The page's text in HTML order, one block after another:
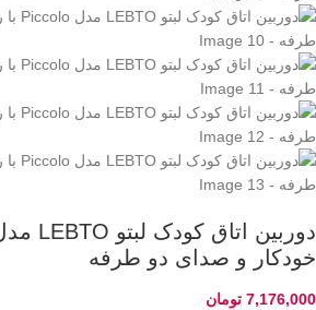
خودکار و صدای دو طرفه
7,176,000 تومان